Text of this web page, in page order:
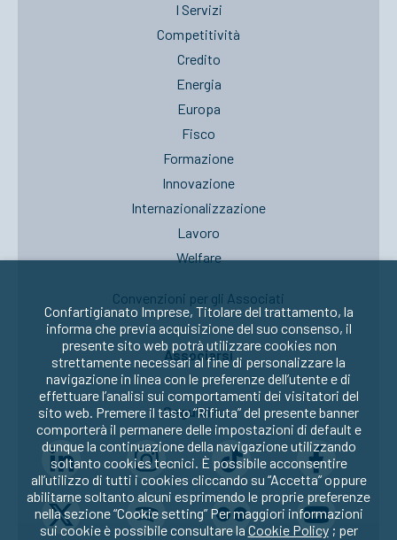
I Servizi
Competitività
Credito
Energia
Europa
Fisco
Formazione
Innovazione
Internazionalizzazione
Lavoro
Welfare
Convenzioni per gli Associati
Associarsi
Seguici su:
Confartigianato Imprese, Titolare del trattamento, la
informa che previa acquisizione del suo consenso, il
presente sito web potrà utilizzare cookies non
strettamente necessari al fine di personalizzare la
navigazione in linea con le preferenze dell’utente e di
effettuare l’analisi sui comportamenti dei visitatori del
sito web. Premere il tasto “Rifiuta” del presente banner
comporterà il permanere delle impostazioni di default e
dunque la continuazione della navigazione utilizzando
soltanto cookies tecnici. È possibile acconsentire
all’utilizzo di tutti i cookies cliccando su “Accetta” oppure
abilitarne soltanto alcuni esprimendo le proprie preferenze
nella sezione “Cookie setting” Per maggiori informazioni
sui cookie è possibile consultare la Cookie Policy; per